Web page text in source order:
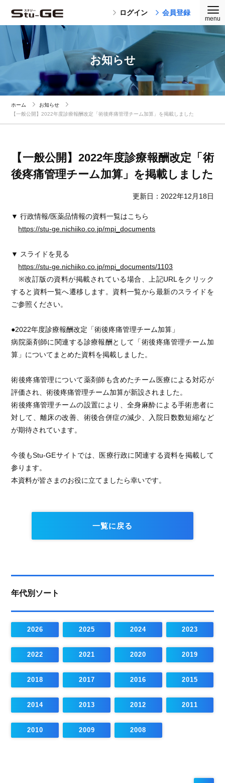
ログイン 会員登録
お知らせ
ホーム
お知らせ
【一般公開】2022年度診療報酬改定「術後疼痛管理チーム加算」を掲載しました
【一般公開】2022年度診療報酬改定「術
後疼痛管理チーム加算」を掲載しました
更新日：2022年12月18日
▼ 行政情報/医薬品情報の資料一覧はこちら
https://stu-ge.nichiiko.co.jp/mpi_documents
▼ スライドを見る
https://stu-ge.nichiiko.co.jp/mpi_documents/1103
※改訂版の資料が掲載されている場合、上記URLをクリック
すると資料一覧へ遷移します。資料一覧から最新のスライドを
ご参照ください。
●2022年度診療報酬改定「術後疼痛管理チーム加算」
病院薬剤師に関連する診療報酬として「術後疼痛管理チーム加
算」についてまとめた資料を掲載しました。
術後疼痛管理について薬剤師も含めたチーム医療による対応が
評価され、術後疼痛管理チーム加算が新設されました。
術後疼痛管理チームの設置により、全身麻酔による手術患者に
対して、離床の改善、術後合併症の減少、入院日数数短縮など
が期待されています。
今後もStu-GEサイトでは、医療行政に関連する資料を掲載して
参ります。
本資料が皆さまのお役に立てましたら幸いです。
一覧に戻る
年代別ソート
2026 2025 2024 2023
2022 2021 2020 2019
2018 2017 2016 2015
2014 2013 2012 2011
2010 2009 2008